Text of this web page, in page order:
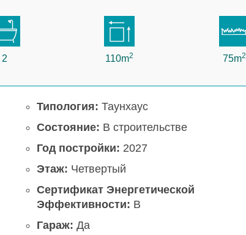
2 110m2 75m2
Типология: Таунхаус
Состояние: В строительстве
Год постройки: 2027
Этаж: Четвертый
Сертификат Энергетической
Эффективности: B
Гараж: Да